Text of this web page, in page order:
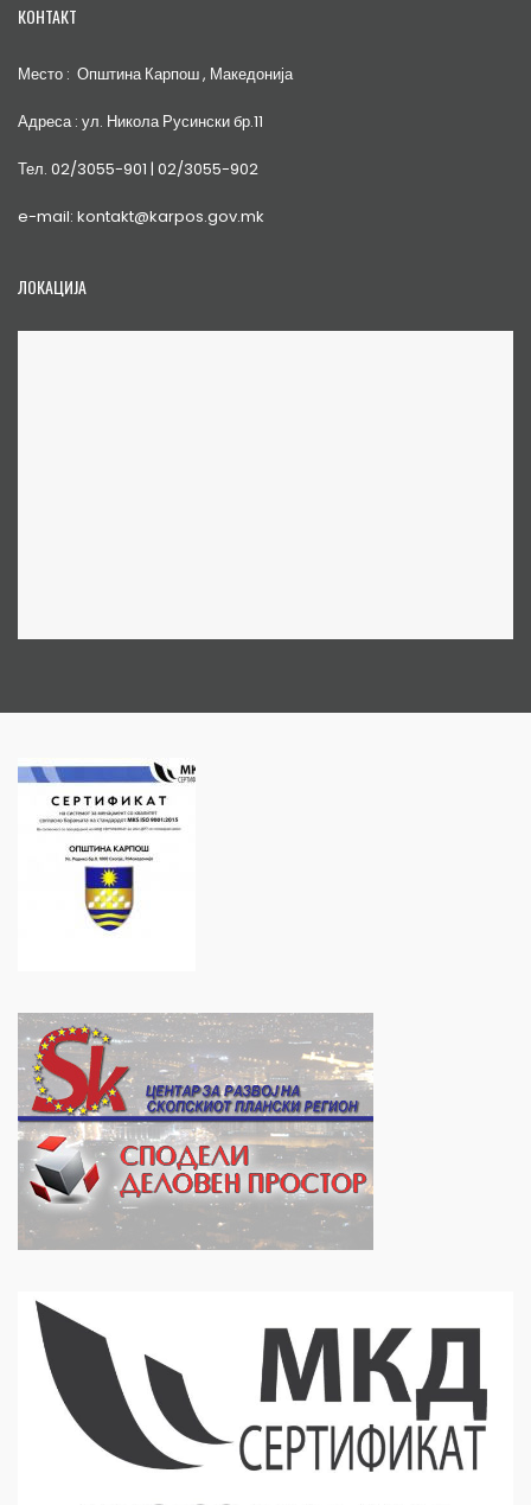
КОНТАКТ
Место : Општина Карпош , Македонија
Адреса : ул. Никола Русински бр.11
Тел. 02/3055-901 | 02/3055-902
e-mail: kontakt@karpos.gov.mk
ЛОКАЦИЈА